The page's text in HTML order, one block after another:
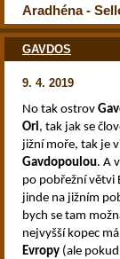
Aradhéna -
GAVDOS
9. 4. 2019
No tak ostrov
Ori, tak jak se
jižní moře, tak je
Gavdopoulou. A
po pobřežní větvi
jinde na jižním
bych se tam
nejvyšší kopec
Evropy (ale